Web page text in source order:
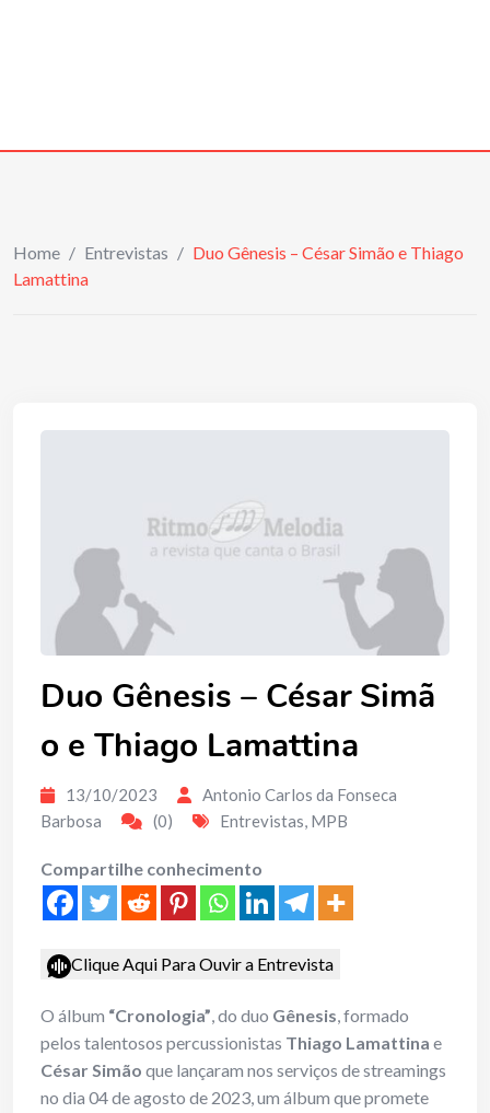
Home / Entrevistas / Duo Gênesis – César Simão e Thiago
Lamattina
Duo Gênesis – César Simã
o e Thiago Lamattina
13/10/2023
Antonio Carlos da Fonseca
Barbosa
(0) Entrevistas, MPB
Compartilhe conhecimento
Clique Aqui Para Ouvir a Entrevista
O álbum “Cronologia”, do duo Gênesis, formado
pelos talentosos percussionistas Thiago Lamattina e
César Simão que lançaram nos serviços de streamings
no dia 04 de agosto de 2023, um álbum que promete